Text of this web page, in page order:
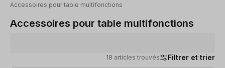
Accessoires pour table multifonctions
Accessoires pour table multifonctions
18 articles trouvés Filtrer et trier